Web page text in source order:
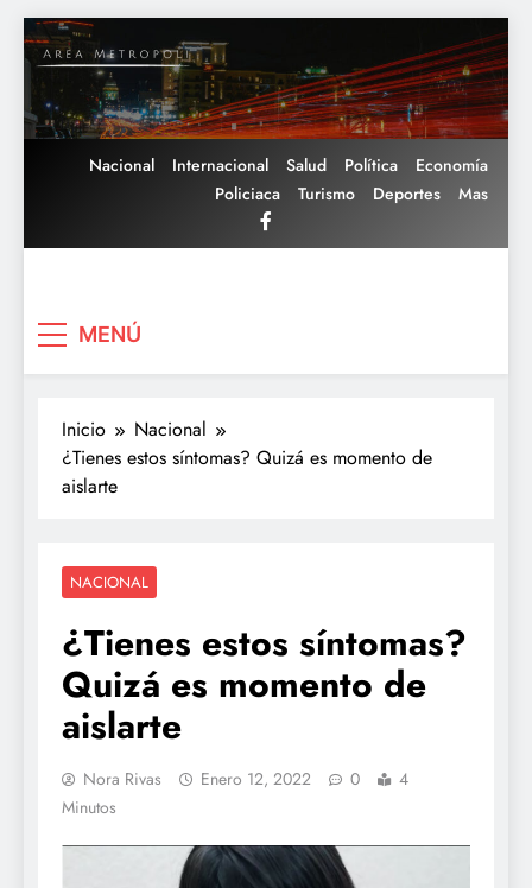
Saltar
al
contenido
Nacional Internacional Salud Política
Economía
Policiaca
Turismo Deportes Mas
MENÚ
Inicio
Nacional
¿Tienes estos síntomas? Quizá es momento de
aislarte
NACIONAL
¿Tienes estos síntomas?
Quizá es momento de
aislarte
Nora Rivas Enero 12, 2022 0
4
Minutos